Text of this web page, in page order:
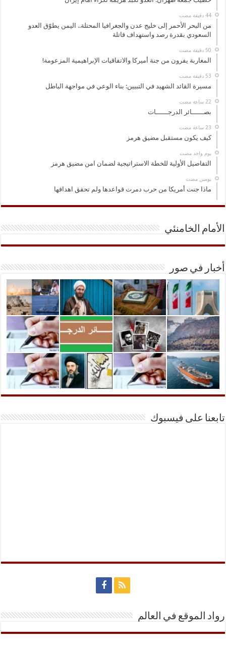
‏44 دقيقة مضت
من البحر الأحمر إلى خليج عدن والجغرافيا المحتلة.. اليمن يطوّق العدو
السعودي بقدرة رصد واستهداف قاتلة
المغاربة يفرون من جنة أميركا والاتفاقيات الإبراهيمية المزعومة!
مسيرة القائد الشهيد في التبيين: بناء الوعي في مواجهة الباطل
بصــــــائر الدرجــــــات
كيف يكون مستقبل مضيق هرمز
‏يوم واحد مضت
التفاصيل الأولية للخطة الاستراتيجية لضمان امن مضيق هرمز
‏يومين مضت
ماذا جنت أمريكا من حرب دمرت قواعدها ولم تحقق اهدافها
الأمام الخامنئي
أخبار في صور
تابعنا على فيسبوك
رواد الموقع في العالم